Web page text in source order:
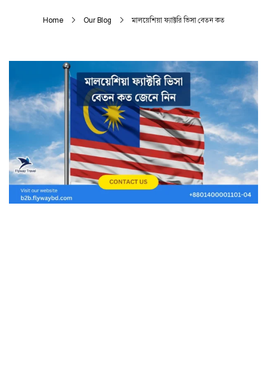
Home Our Blog মালয়েশিয়া ফ্যাক্টরি ভিসা বেতন কত